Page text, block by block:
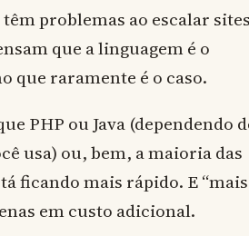
têm problemas ao escalar
que a linguagem é o
que raramente é o caso.
PHP ou Java (dependendo
usa) ou, bem, a maioria das
ficando mais rápido. E “mais
em custo adicional.